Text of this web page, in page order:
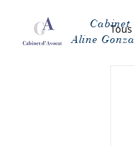
Cabinet
Aline
Tous